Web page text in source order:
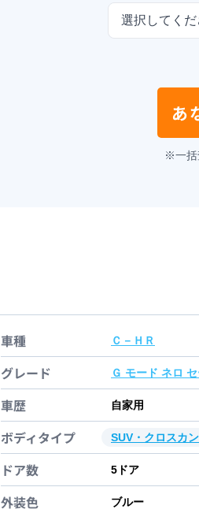
選択してくだ
あ
※一括
車種 Ｃ－ＨＲ
グレード Ｇ モード ネロ
車歴 自家用
ボディタイプ SUV・クロスカ
ドア数 5 ドア
外装色 ブルー